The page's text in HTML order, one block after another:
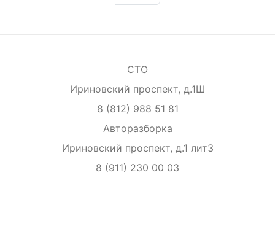
СТО
Ириновский проспект, д.1Ш
8 (812) 988 51 81
Авторазборка
Ириновский проспект, д.1 лит3
8 (911) 230 00 03